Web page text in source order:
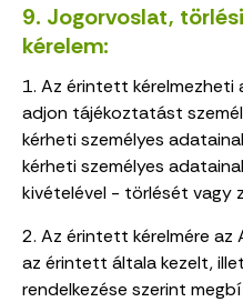
9. Jogorvoslat,
kérelem:
1. Az érintett kérelmezheti
adjon tájékoztatást
kérheti személyes
kérheti személyes
kivételével - törlését vagy
2. Az érintett kérelmére
az érintett általa kezelt,
rendelkezése szerint